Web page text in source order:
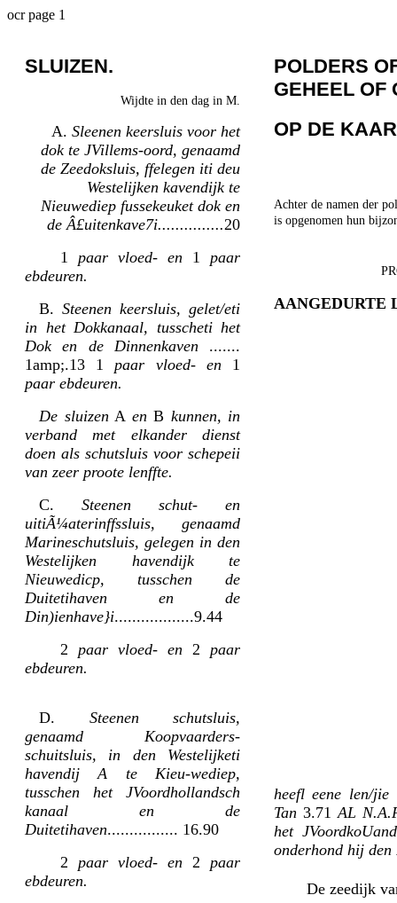
ocr page 1
SLUIZEN.
Wijdte in den dag in M.
A. Sleenen keersluis voor het
dok te JVillems-oord, genaamd
de Zeedoksluis, ffelegen iti deu
Westelijken kavendijk te
Nieuwediep fussekeuket dok en
de Â£uitenkave7i...............20
1 paar vloed- en 1 paar
ebdeuren.
B. Steenen keersluis, gelet/eti
in het Dokkanaal, tusscheti het
Dok en de Dinnenkaven .......
1amp;.13 1paar vloed- en 1
paar ebdeuren.
De sluizen A en B kunnen, in
verband met elkander dienst
doen als schutsluis voor schepeii
van zeer proote lenffte.
C. Steenen schut- en
uitiÃ¼aterinffssluis, genaamd
Marineschutsluis, gelegen in den
Westelijken havendijk te
Nieuwedicp, tusschen de
Duitetihaven en de
Din)ienhave}i..................9.44
2 paar vloed- en 2 paar
ebdeuren.
D. Steenen schutsluis,
genaamd Koopvaarders-
schuitsluis, in den Westelijketi
havendij A te Kieu-wediep,
tusschen het JVoordhollandsch
kanaal en de
Duitetihaven................ 16.90
2 paar vloed- en 2 paar
ebdeuren.
POLDERS
GEHEEL OF
OP DE
Achter de namen der
is opgenomen hun
AANGEDURTE
heefl eene len/jie
Tan 3.71AL
het
onderhond hij
De zeedijk